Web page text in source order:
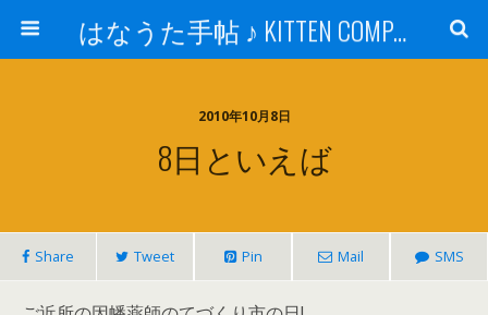
はなうた手帖 ♪ KITTEN COMPANY
2010年10月8日
8日といえば
Share Tweet Pin Mail SMS